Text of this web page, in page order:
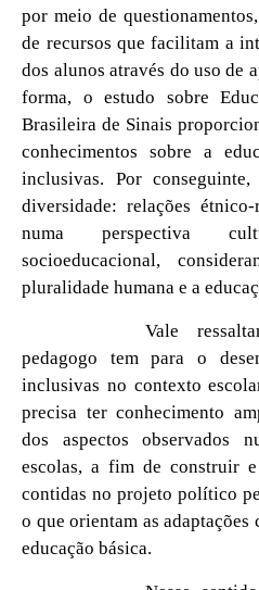
por meio de
de recursos que facilitam a
dos alunos através do uso de
forma, o estudo sobre
Brasileira de Sinais
conhecimentos sobre a
inclusivas. Por
diversidade: relações
numa perspectiva
socioeducacional,
pluralidade humana e a
Vale
pedagogo tem para o
inclusivas no contexto
precisa ter conhecimento
dos aspectos observados
escolas, a fim de construir
contidas no projeto político
o que orientam as
educação básica.